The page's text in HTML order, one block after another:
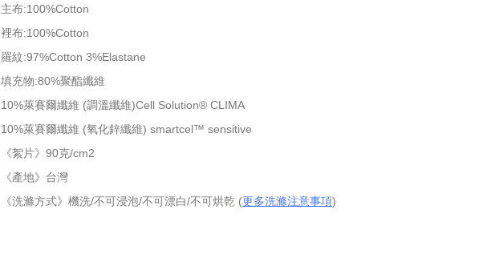
主布:100%Cotton
裡布:100%Cotton
羅紋:97%Cotton 3%Elastane
填充物:80%聚酯纖維
10%萊賽爾纖維 (調溫纖維)Cell Solution® CLIMA
10%萊賽爾纖維 (氧化鋅纖維) smartcel™ sensitive
《絮片》90克/cm2
《產地》台灣
《洗滌方式》機洗/不可浸泡/不可漂白/不可烘乾 (更多洗滌注意事項)